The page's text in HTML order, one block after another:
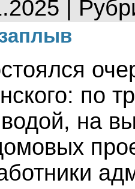
|
по
на